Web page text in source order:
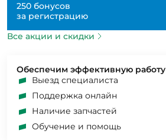
250 бонусов
за регистрацию
Все акции и скидки
Обеспечим эффективную работу
Выезд специалиста
Поддержка онлайн
Наличие запчастей
Обучение и помощь